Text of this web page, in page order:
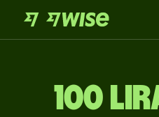
100